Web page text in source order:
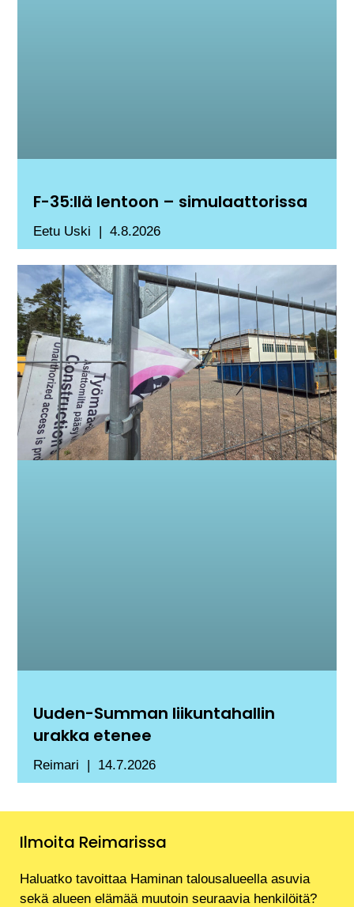
F-35:llä lentoon – simulaattorissa
Eetu Uski 4.8.2026
Uuden-Summan liikuntahallin
urakka etenee
Reimari 14.7.2026
Ilmoita Reimarissa
Haluatko tavoittaa Haminan talousalueella asuvia
sekä alueen elämää muutoin seuraavia henkilöitä?